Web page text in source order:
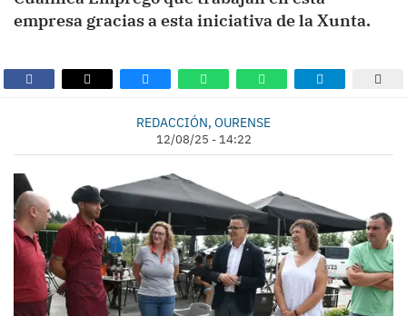
empresa gracias a esta iniciativa de la Xunta.
REDACCIÓN, OURENSE
12/08/25 - 14:22